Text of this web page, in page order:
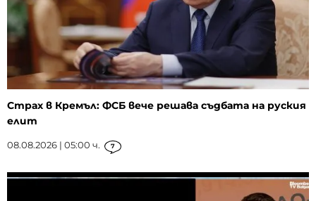
Страх в Кремъл: ФСБ вече решава съдбата на руския
елит
08.08.2026 | 05:00 ч. 7